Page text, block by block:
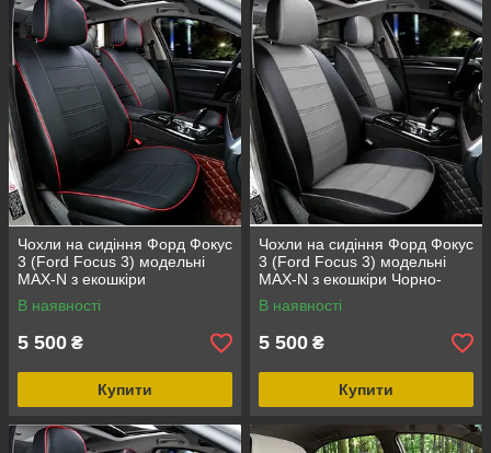
Чохли на сидіння Форд Фокус
3 (Ford Focus 3) модельні
MAX-N з екошкіри
В наявності
5 500 ₴
Купити
Чохли на сидіння Форд Фокус
3 (Ford Focus 3) модельні
MAX-N з екошкіри Чорно-
сірий, графіт
В наявності
5 500 ₴
Купити